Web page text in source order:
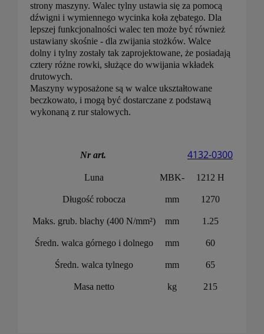
strony maszyny. Walec tylny ustawia się za pomocą
dźwigni i wymiennego wycinka koła zębatego. Dla
lepszej funkcjonalności walec ten może być również
ustawiany skośnie - dla zwijania stożków. Walce
dolny i tylny zostały tak zaprojektowane, że posiadają
cztery różne rowki, służące do wwijania wkładek
drutowych.
Maszyny wyposażone są w walce ukształtowane
beczkowato, i mogą być dostarczane z podstawą
wykonaną z rur stalowych.
Nr art. 4132-0300
Luna MBK- 1212 H
Długość robocza mm 1270
Maks. grub. blachy (400 N/mm²) mm 1.25
Średn. walca górnego i dolnego mm 60
Średn. walca tylnego mm 65
Masa netto kg 215